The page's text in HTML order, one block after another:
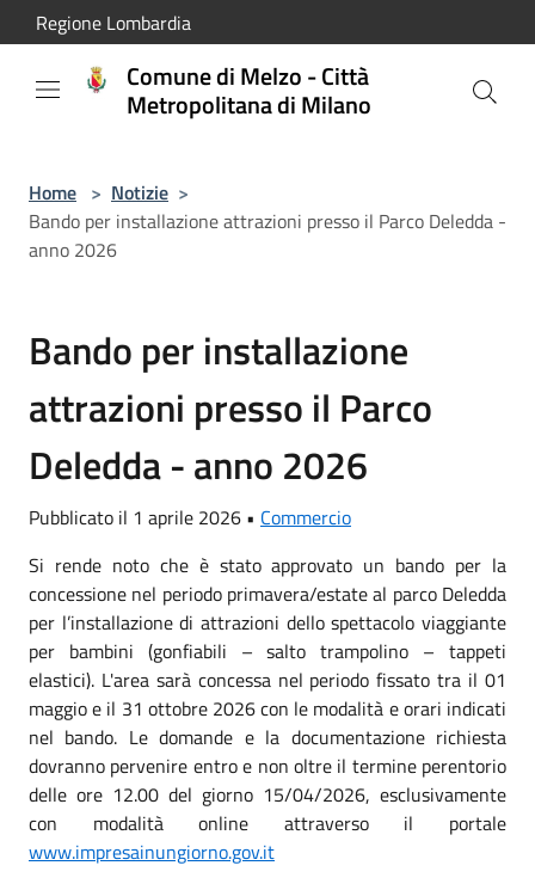
Salta al contenuto principale
Regione Lombardia
Comune di Melzo - Città
Metropolitana di Milano
Home > Notizie >
Bando per installazione attrazioni presso il Parco Deledda -
anno 2026
Bando per installazione
attrazioni presso il Parco
Deledda - anno 2026
Pubblicato il 1 aprile 2026 • Commercio
Si rende noto che è stato approvato un bando per la
concessione nel periodo primavera/estate al parco Deledda
per l’installazione di attrazioni dello spettacolo viaggiante
per bambini (gonfiabili – salto trampolino – tappeti
elastici). L'area sarà concessa nel periodo fissato tra il 01
maggio e il 31 ottobre 2026 con le modalità e orari indicati
nel bando. Le domande e la documentazione richiesta
dovranno pervenire entro e non oltre il termine perentorio
delle ore 12.00 del giorno 15/04/2026, esclusivamente
con modalità online attraverso il portale
www.impresainungiorno.gov.it